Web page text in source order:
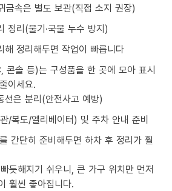
금속은 별도 보관(직접 소지 권장)
정리(물기·국물 누수 방지)
해 정리해두면 작업이 빠릅니다
콘솔 등)는 구성품을 한 곳에 모아 표시
이세요.
선은 분리(안전사고 예방)
/복도/엘리베이터) 및 주차 안내 준비
간단히 준비해두면 하차 후 정리가 훨
듯해지기 쉬우니, 큰 가구 위치만 먼저
훨씬 좋아집니다.